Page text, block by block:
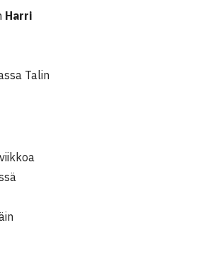
Harri
Talin